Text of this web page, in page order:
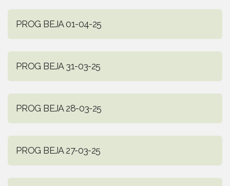
PROG BEJA 01-04-25
PROG BEJA 31-03-25
PROG BEJA 28-03-25
PROG BEJA 27-03-25